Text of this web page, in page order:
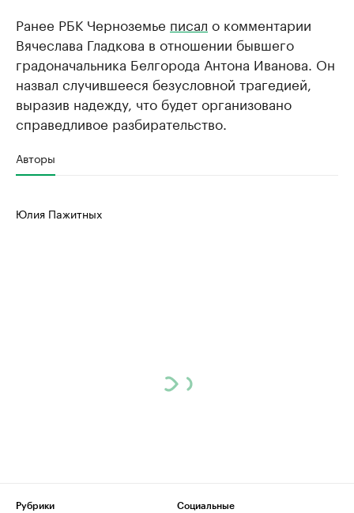
Ранее РБК Черноземье писал о комментарии
Вячеслава Гладкова в отношении бывшего
градоначальника Белгорода Антона Иванова. Он
назвал случившееся безусловной трагедией,
выразив надежду, что будет организовано
справедливое разбирательство.
Авторы
Юлия Пажитных
Рубрики
Социальные